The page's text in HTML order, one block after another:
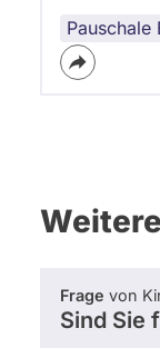
Pauschale
Frage von
Sind Sie